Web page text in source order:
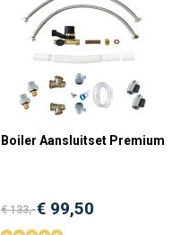
Boiler Aansluitset Premium
€ 133,-€ 99,50